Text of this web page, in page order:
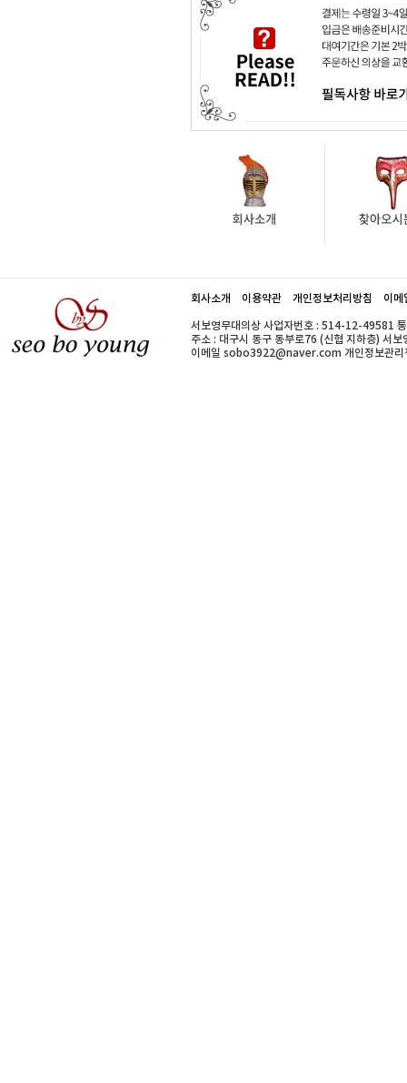
회사소개 이용약관 개인정보처리방침 이메
서보영무대의상 사업자번호 : 514-12-49581
주소 : 대구시 동구 동부로76 (신협 지하층)
이메일 sobo3922@naver.com 개인정보관리